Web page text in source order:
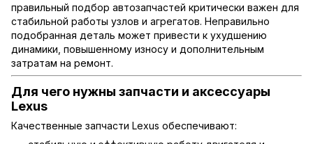
правильный подбор автозапчастей критически важен для
стабильной работы узлов и агрегатов. Неправильно
подобранная деталь может привести к ухудшению
динамики, повышенному износу и дополнительным
затратам на ремонт.
Для чего нужны запчасти и аксессуары
Lexus
Качественные запчасти Lexus обеспечивают: